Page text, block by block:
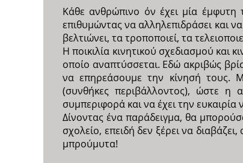
Κάθε ανθρώπινο όν έχει μία έμφυτη
επιθυμώντας να αλληλεπιδράσει και
βελτιώνει, τα τροποποιεί, τα
Η ποικιλία κινητικού σχεδιασμού και
οποίο αναπτύσσεται. Εδώ ακριβώς
να επηρεάσουμε την κίνησή τους.
(συνθήκες περιβάλλοντος), ώστε η
συμπεριφορά και να έχει την
Δίνοντας ένα παράδειγμα, θα
σχολείο, επειδή δεν ξέρει να
μπρούμυτα!